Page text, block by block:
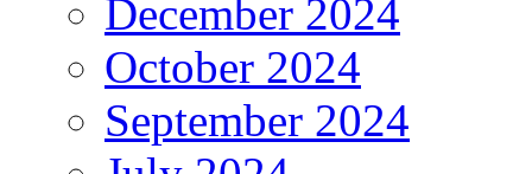
December 2024
October 2024
September 2024